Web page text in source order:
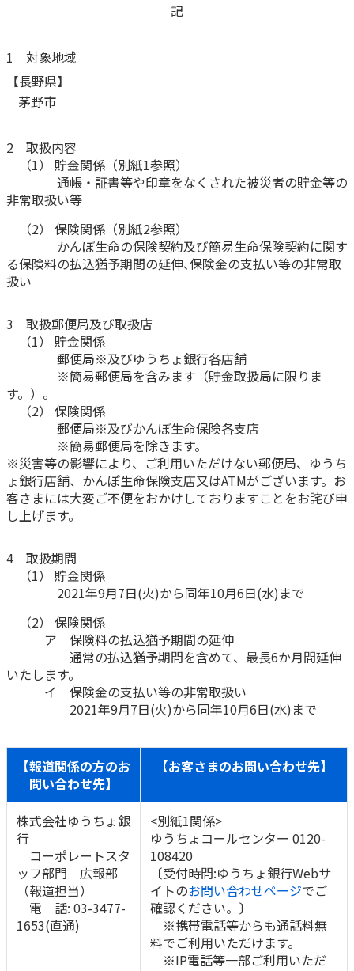
マイページでできること
新規登録
ログイン
ご契約内容の確認
お客さまに関する情報等の確認の取り組み
各種サービス・お知らせ
かんぽプラチナライフサービス
ご契約のしおり・約款（Web約款）
保険用語集
お問い合わせ
資料請求
保険の探し方のポイント
保険かんたん診断
これからのライフイベントでかかる費用とは？
保険料のお払込方法
保険用語集
お問い合わせ
お問い合わせ先
保険
医療
お金
ライフプラン
健康情報
かんぽアプリ～かんぽの健康と安心を手のひらに～
すこやか健康ラボ
ラジオ体操ポータルサイト
ご挨拶
経営理念・経営戦略
会社概要
株主・投資家のみなさまへ
日本郵政グループとしての取り組み
採用情報
CM・オウンドメディア／ソーシャルメディア
かんぽブランド
かんぽ生命のサステナビリティ
お客さまの声／お客さまサービス向上の取組み
かんぽジャンクション
株主・投資家のみなさまへ
採用情報
English
記
1 対象地域
【長野県】
茅野市
2 取扱内容
（1） 貯金関係（別紙1参照）
通帳・証書等や印章をなくされた被災者の貯金等の
非常取扱い等
（2） 保険関係（別紙2参照）
かんぽ生命の保険契約及び簡易生命保険契約に関す
る保険料の払込猶予期間の延伸､保険金の支払い等の非常取
扱い
3 取扱郵便局及び取扱店
（1） 貯金関係
郵便局※及びゆうちょ銀行各店舗
※簡易郵便局を含みます（貯金取扱局に限りま
す。）。
（2） 保険関係
郵便局※及びかんぽ生命保険各支店
※簡易郵便局を除きます。
※災害等の影響により、ご利用いただけない郵便局、ゆうち
ょ銀行店舗、かんぽ生命保険支店又はATMがございます。お
客さまには大変ご不便をおかけしておりますことをお詫び申
し上げます。
4 取扱期間
（1） 貯金関係
2021年9月7日(火)から同年10月6日(水)まで
（2） 保険関係
ア 保険料の払込猶予期間の延伸
通常の払込猶予期間を含めて、最長6か月間延伸
いたします。
イ 保険金の支払い等の非常取扱い
2021年9月7日(火)から同年10月6日(水)まで
【報道関係の方のお
問い合わせ先】
【お客さまのお問い合わせ先】
株式会社ゆうちょ銀
行
コーポレートスタ
ッフ部門 広報部
（報道担当）
電 話: 03-3477-
1653(直通)
<別紙1関係>
ゆうちょコールセンター 0120-
108420
〔受付時間:ゆうちょ銀行Webサ
イトのお問い合わせページでご
確認ください。〕
※携帯電話等からも通話料無
料でご利用いただけます。
※IP電話等一部ご利用いただ